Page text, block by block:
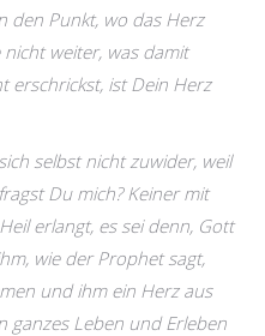
den Punkt, wo das Herz
weiter, was damit
erschrickst, ist Dein Herz
selbst nicht zuwider, weil
Du mich? Keiner mit
erlangt, es sei denn, Gott
wie der Prophet sagt,
und ihm ein Herz aus
ganzes Leben und Erleben